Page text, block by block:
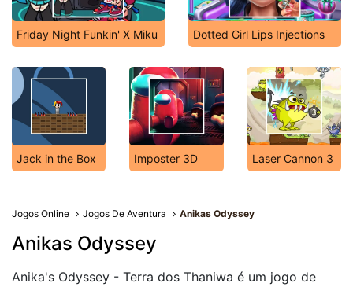
Friday Night Funkin' X Miku Dotted Girl Lips Injections
Jack in the Box Imposter 3D Laser Cannon 3
Jogos Online Jogos De Aventura Anikas Odyssey
Anikas Odyssey
Anika's Odyssey - Terra dos Thaniwa é um jogo de